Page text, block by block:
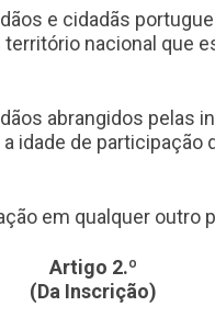
e cidadãs
nacional que
abrangidos pelas
idade de participação
em qualquer outro
Artigo 2.º
(Da Inscrição)